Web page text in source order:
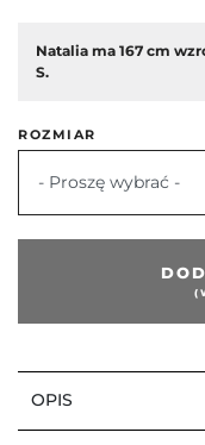
Natalia ma 167 cm
S.
ROZMIAR
- Proszę wybrać -
OPIS